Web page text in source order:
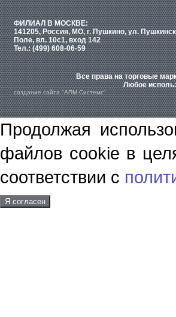
ФИЛИАЛ В МОСКВЕ:
141205, Россия, МО, г. Пушкино, ул.
Поле, вл. 10с1, вход 142
Тел.: (499) 608-06-59
Все права на торговые
Любое
создание сайта "АПМ-Системс"
Продолжая
файлов cookie в
соответствии с
Я согласен